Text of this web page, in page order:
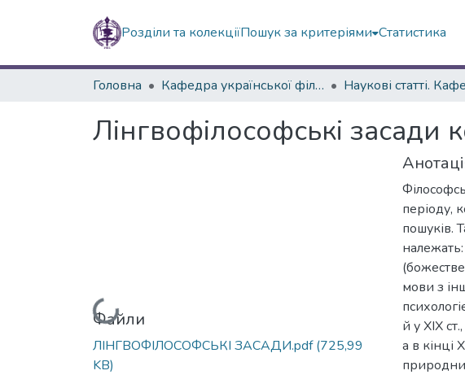
Розділи та колекціїПошук за критеріями Статистика
Головна Кафедра української філології
Лінгвофілософські засади
Вантажиться...
Файли
ЛІНГВОФІЛОСОФСЬКІ ЗАСАДИ.pdf(725,99
KB)
періоду,
пошуків.
мови з
й у ХІХ
а в кінці